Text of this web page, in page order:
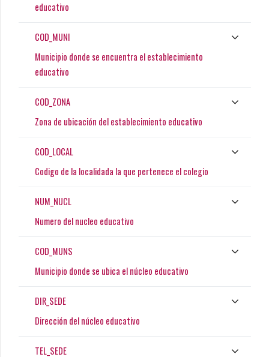
educativo
COD_MUNI
Municipio donde se encuentra el establecimiento
educativo
COD_ZONA
Zona de ubicación del establecimiento educativo
COD_LOCAL
Codigo de la localidada la que pertenece el colegio
NUM_NUCL
Numero del nucleo educativo
COD_MUNS
Municipio donde se ubica el núcleo educativo
DIR_SEDE
Dirección del núcleo educativo
TEL_SEDE